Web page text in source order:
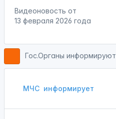
Видеоновость от
13 февраля 2026 года
Гос.Органы информируют
МЧС информирует